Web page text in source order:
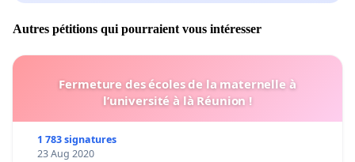
Autres pétitions qui pourraient vous intéresser
Fermeture des écoles de la maternelle à
l’université à là Réunion !
1 783 signatures
23 Aug 2020